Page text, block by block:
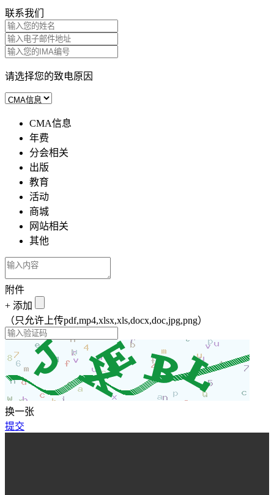
联系我们
请选择您的致电原因
CMA信息
年费
分会相关
出版
教育
活动
商城
网站相关
其他
附件
+ 添加
（只允许上传pdf,mp4,xlsx,xls,docx,doc,jpg,png）
换一张
提交